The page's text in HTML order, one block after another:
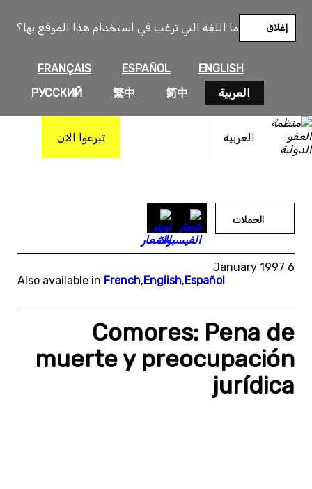
ما اللغة التي ترغب في استخدام هذا الموقع بها؟
ENGLISH
ESPAÑOL
FRANÇAIS
العربية
简中
繁中
РУССКИЙ
إغلاق
العربية تبرعوا الآن
المحتوى
الحملات
6 January 1997
Also available in French,English,Español
Comores: Pena de
muerte y preocupación
jurídica